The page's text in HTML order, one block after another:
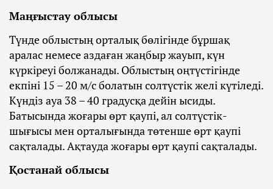
Маңғыстау облысы
Түнде облыстың орталық бөлігінде бұршақ
аралас немесе аздаған жаңбыр жауып, күн
күркіреуі болжанады. Облыстың оңтүстігінде
екпіні 15 – 20 м/с болатын солтүстік желі күтіледі.
Күндіз ауа 38 – 40 градусқа дейін ысиды.
Батысында жоғары өрт қаупі, ал солтүстік-
шығысы мен орталығында төтенше өрт қаупі
сақталады. Ақтауда жоғары өрт қаупі сақталады.
Қостанай облысы